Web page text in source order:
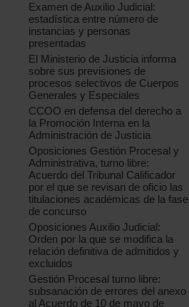
Examen de Auxilio Judicial:
estadística entre número de
instancias y personas
presentadas
El Ministerio de Justicia informa
sobre sus previsiones de
procesos selectivos de Cuerpos
Generales y Especiales
CCOO en defensa del derecho a
la Promoción Interna en la
Administración de Justicia
Oposiciones Gestión Procesal y
Administrativa, turno libre:
Acuerdo del Tribunal Calificador
por el que se revisan de oficio las
titulaciones académicas de la fase
de concurso
Oposiciones Auxilio Judicial:
Orden por la que se modifica la
relación definitiva de admitidos y
excluidos
Gestión Procesal turno libre:
subsanación de errores del anexo
al Acuerdo de 10 de mayo de